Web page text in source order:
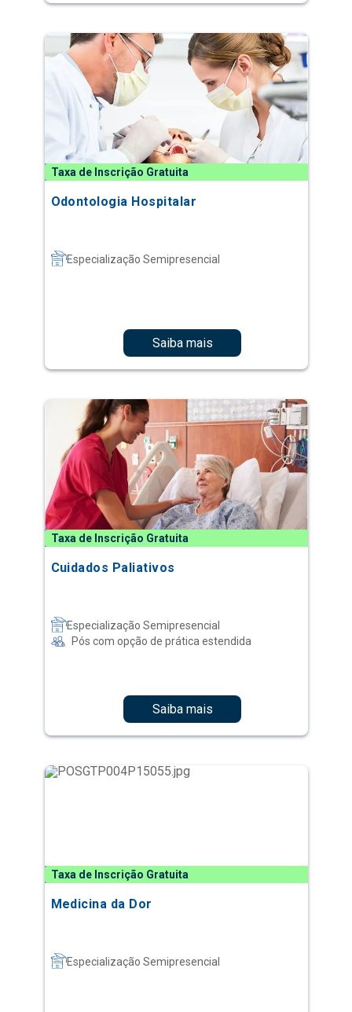
Taxa de Inscrição Gratuita
Odontologia Hospitalar
Especialização Semipresencial
Saiba mais
Taxa de Inscrição Gratuita
Cuidados Paliativos
Especialização Semipresencial
Pós com opção de prática estendida
Saiba mais
Taxa de Inscrição Gratuita
Medicina da Dor
Especialização Semipresencial